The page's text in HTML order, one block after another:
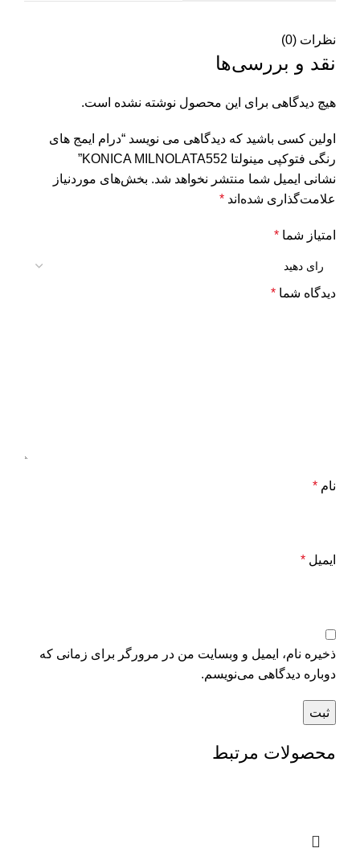
نظرات (0)
نقد و بررسی‌ها
هیچ دیدگاهی برای این محصول نوشته نشده است.
اولین کسی باشید که دیدگاهی می نویسد “درام ایمج های
رنگی فتوکپی مینولتا KONICA MILNOLATA552”
نشانی ایمیل شما منتشر نخواهد شد. بخش‌های موردنیاز
علامت‌گذاری شده‌اند *
امتیاز شما *
دیدگاه شما *
نام *
ایمیل *
ذخیره نام، ایمیل و وبسایت من در مرورگر برای زمانی که
دوباره دیدگاهی می‌نویسم.
محصولات مرتبط